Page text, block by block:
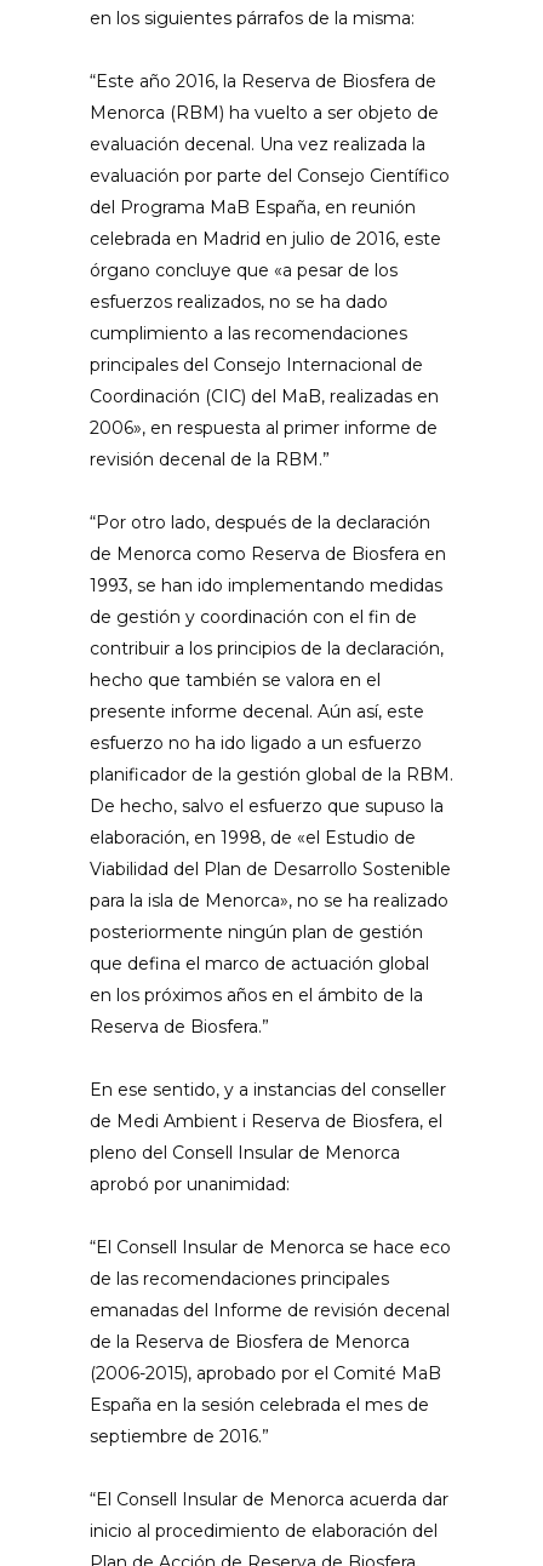
en los siguientes párrafos de la misma:
“Este año 2016, la Reserva de Biosfera de
Menorca (RBM) ha vuelto a ser objeto de
evaluación decenal. Una vez realizada la
evaluación por parte del Consejo Científico
del Programa MaB España, en reunión
celebrada en Madrid en julio de 2016, este
órgano concluye que «a pesar de los
esfuerzos realizados, no se ha dado
cumplimiento a las recomendaciones
principales del Consejo Internacional de
Coordinación (CIC) del MaB, realizadas en
2006», en respuesta al primer informe de
revisión decenal de la RBM.”
“Por otro lado, después de la declaración
de Menorca como Reserva de Biosfera en
1993, se han ido implementando medidas
de gestión y coordinación con el fin de
contribuir a los principios de la declaración,
hecho que también se valora en el
presente informe decenal. Aún así, este
esfuerzo no ha ido ligado a un esfuerzo
planificador de la gestión global de la RBM.
De hecho, salvo el esfuerzo que supuso la
elaboración, en 1998, de «el Estudio de
Viabilidad del Plan de Desarrollo Sostenible
para la isla de Menorca», no se ha realizado
posteriormente ningún plan de gestión
que defina el marco de actuación global
en los próximos años en el ámbito de la
Reserva de Biosfera.”
En ese sentido, y a instancias del conseller
de Medi Ambient i Reserva de Biosfera, el
pleno del Consell Insular de Menorca
aprobó por unanimidad:
“El Consell Insular de Menorca se hace eco
de las recomendaciones principales
emanadas del Informe de revisión decenal
de la Reserva de Biosfera de Menorca
(2006-2015), aprobado por el Comité MaB
España en la sesión celebrada el mes de
septiembre de 2016.”
“El Consell Insular de Menorca acuerda dar
inicio al procedimiento de elaboración del